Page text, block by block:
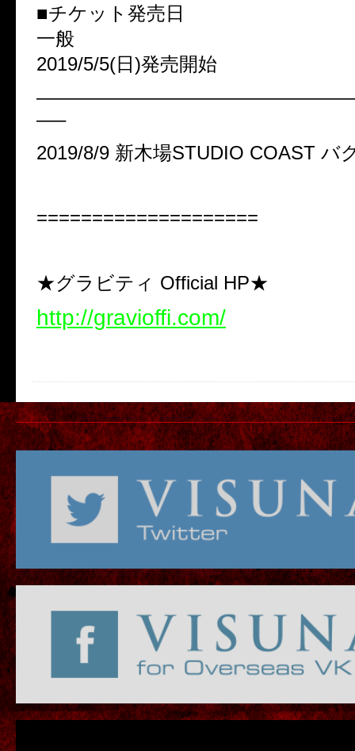
■チケット発売日
一般
2019/5/5(日)発売開始
—–
2019/8/9 新木場STUDIO COAST バ
====================
★グラビティ Official HP★
http://gravioffi.com/